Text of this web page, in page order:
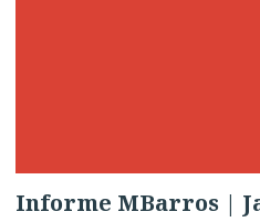
Informe MBarros |